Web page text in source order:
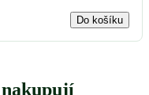
Do košíku